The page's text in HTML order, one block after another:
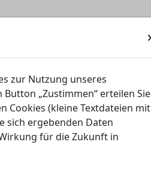
zur Nutzung unseres
„Zustimmen“ erteilen Sie
Cookies (kleine Textdateien mit
sich ergebenden Daten
für die Zukunft in